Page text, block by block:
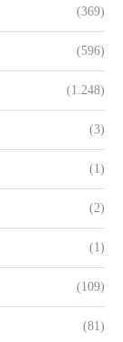
(369)
(596)
(1.248)
(3)
(1)
(2)
(1)
(109)
(81)